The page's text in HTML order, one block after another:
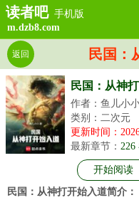
读者吧 手机版
m.dzb8.com
民国：
返回
民国：从神
作者：鱼儿小
类别：二次元
更新时间：
最新章节： 226
开始阅读
民国：从神打开始入道简介：